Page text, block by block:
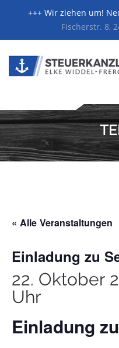
+++ Wir ziehen um!
Fischerstr. 8,
« Alle Veranstaltungen
Einladung zu
22. Oktober
Uhr
Einladung